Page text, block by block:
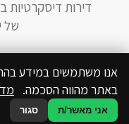
של
אנו משתמשים במידע
באתר מהווה הסכמה.
אני מאשר/ת סגור